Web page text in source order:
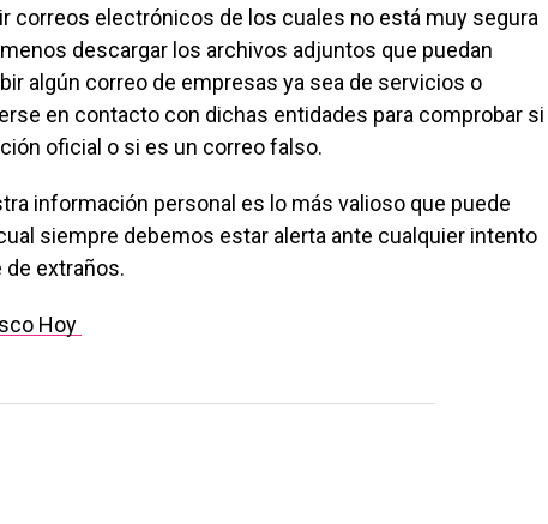
correos electrónicos de los cuales no está muy segura
descargar los archivos adjuntos que puedan
algún correo de empresas ya sea de servicios o
en contacto con dichas entidades para comprobar si
oficial o si es un correo falso.
información personal es lo más valioso que puede
siempre debemos estar alerta ante cualquier intento
de extraños.
Hoy